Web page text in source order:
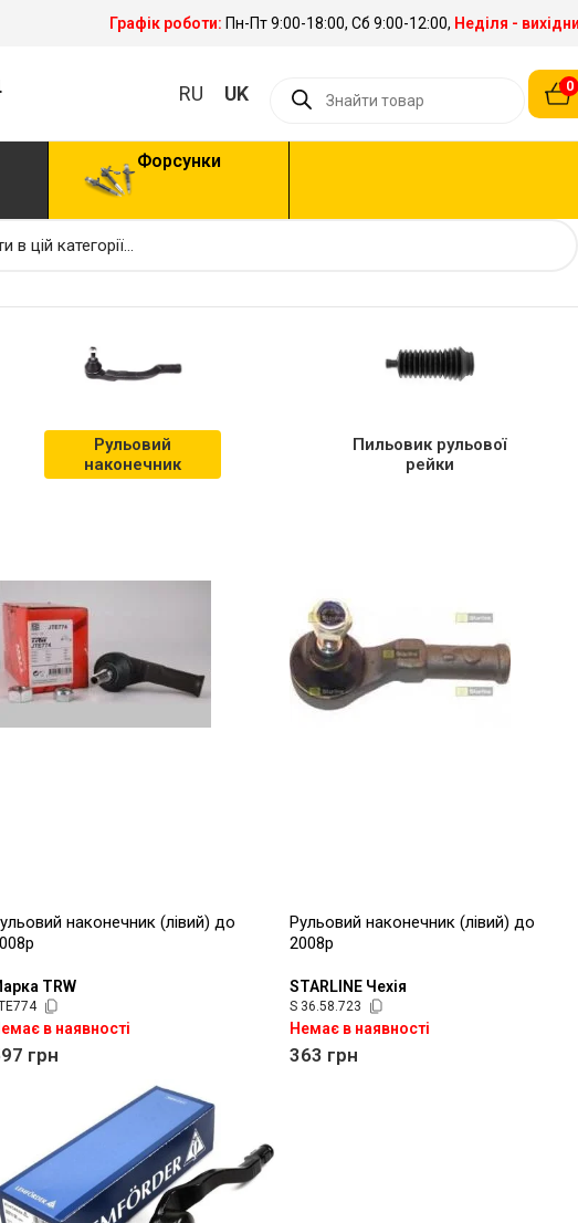
Графік роботи: Пн-Пт 9:00-18:00, Сб 9:00-12:00, Неділя -
RU UK 0
Форсунки
Рульовий
наконечник
Пильовик рульової
рейки
наконечник (лівий) до
TRW
в наявності
грн
Рульовий наконечник (лівий) до
2008р
STARLINE Чехія
S 36.58.723
Немає в наявності
363 грн